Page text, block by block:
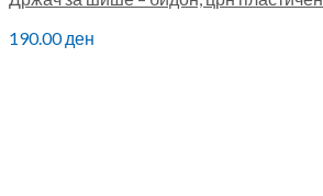
190.00ден